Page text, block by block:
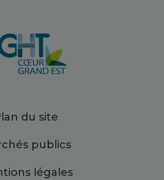
du site
publics
légales